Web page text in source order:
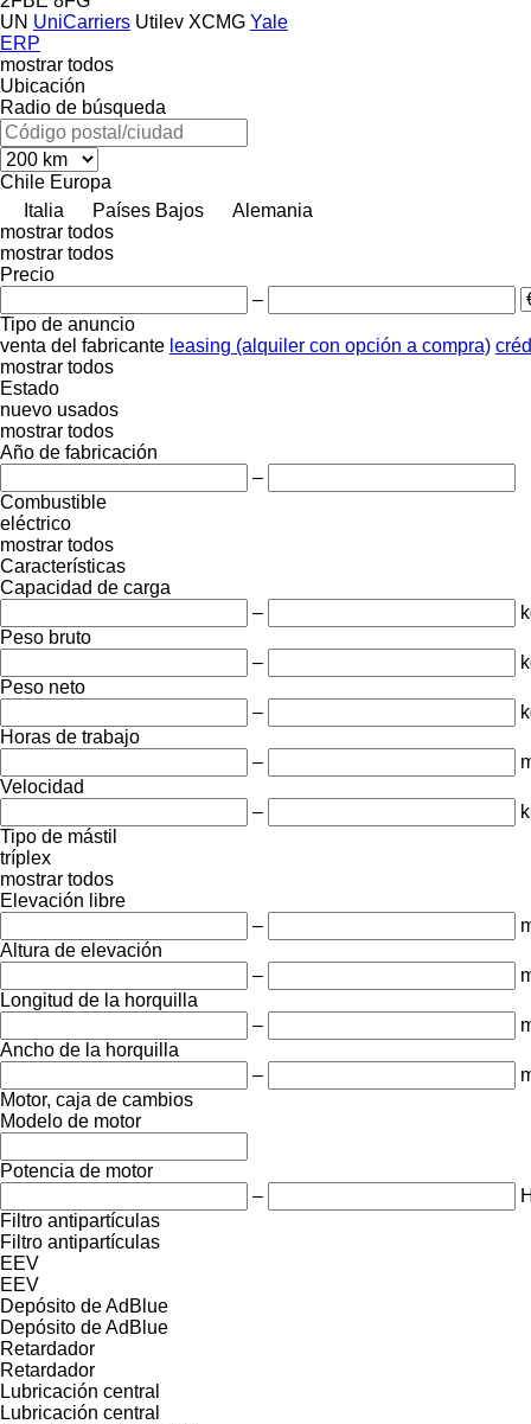
UN UniCarriers Utilev XCMG Yale
ERP
mostrar todos
Ubicación
Radio de búsqueda
Chile Europa
Italia
Países Bajos
Alemania
mostrar todos
mostrar todos
Precio
–
Tipo de anuncio
venta del fabricante leasing (alquiler con opción a compra)
mostrar todos
Estado
nuevo usados
mostrar todos
Año de fabricación
–
Combustible
eléctrico
mostrar todos
Características
Capacidad de carga
–
Peso bruto
–
Peso neto
–
Horas de trabajo
–
Velocidad
–
Tipo de mástil
tríplex
mostrar todos
Elevación libre
–
Altura de elevación
–
Longitud de la horquilla
–
Ancho de la horquilla
–
Motor, caja de cambios
Modelo de motor
Potencia de motor
–
Filtro antipartículas
Filtro antipartículas
EEV
EEV
Depósito de AdBlue
Depósito de AdBlue
Retardador
Retardador
Lubricación central
Lubricación central